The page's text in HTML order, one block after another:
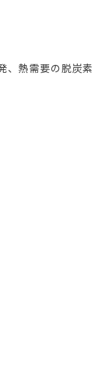
、熱需要の脱炭素